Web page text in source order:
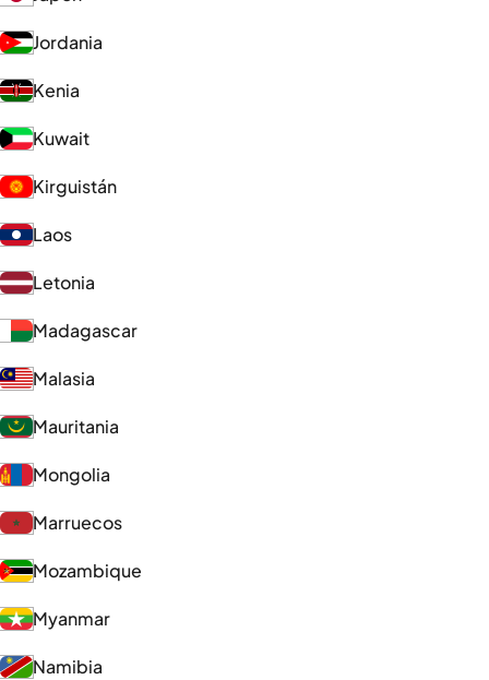
Jordania
Kenia
Kuwait
Kirguistán
Laos
Letonia
Madagascar
Malasia
Mauritania
Mongolia
Marruecos
Mozambique
Myanmar
Namibia